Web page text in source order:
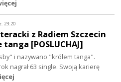
23:20
z Radiem Szczecin
[POSLUCHAJ]
i nazywano "królem tanga".
nagrał 63 single. Swoją karierę